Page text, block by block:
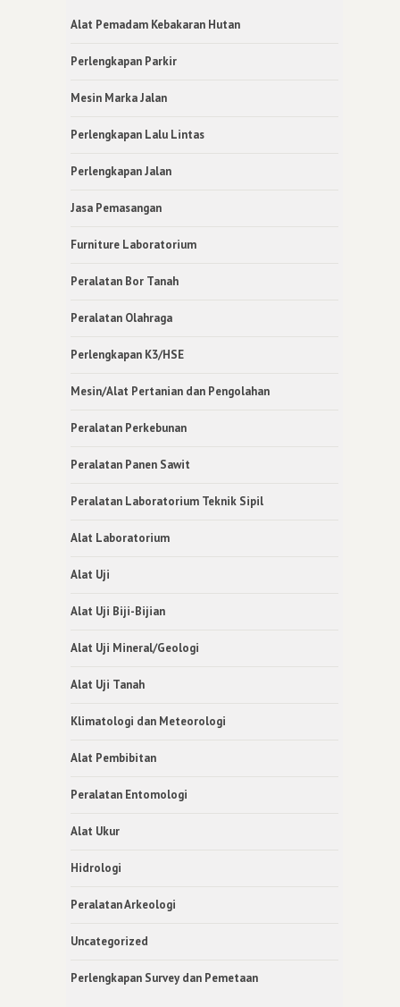
Alat Pemadam Kebakaran Hutan
Perlengkapan Parkir
Mesin Marka Jalan
Perlengkapan Lalu Lintas
Perlengkapan Jalan
Jasa Pemasangan
Furniture Laboratorium
Peralatan Bor Tanah
Peralatan Olahraga
Perlengkapan K3/HSE
Mesin/Alat Pertanian dan Pengolahan
Peralatan Perkebunan
Peralatan Panen Sawit
Peralatan Laboratorium Teknik Sipil
Alat Laboratorium
Alat Uji
Alat Uji Biji-Bijian
Alat Uji Mineral/Geologi
Alat Uji Tanah
Klimatologi dan Meteorologi
Alat Pembibitan
Peralatan Entomologi
Alat Ukur
Hidrologi
Peralatan Arkeologi
Uncategorized
Perlengkapan Survey dan Pemetaan